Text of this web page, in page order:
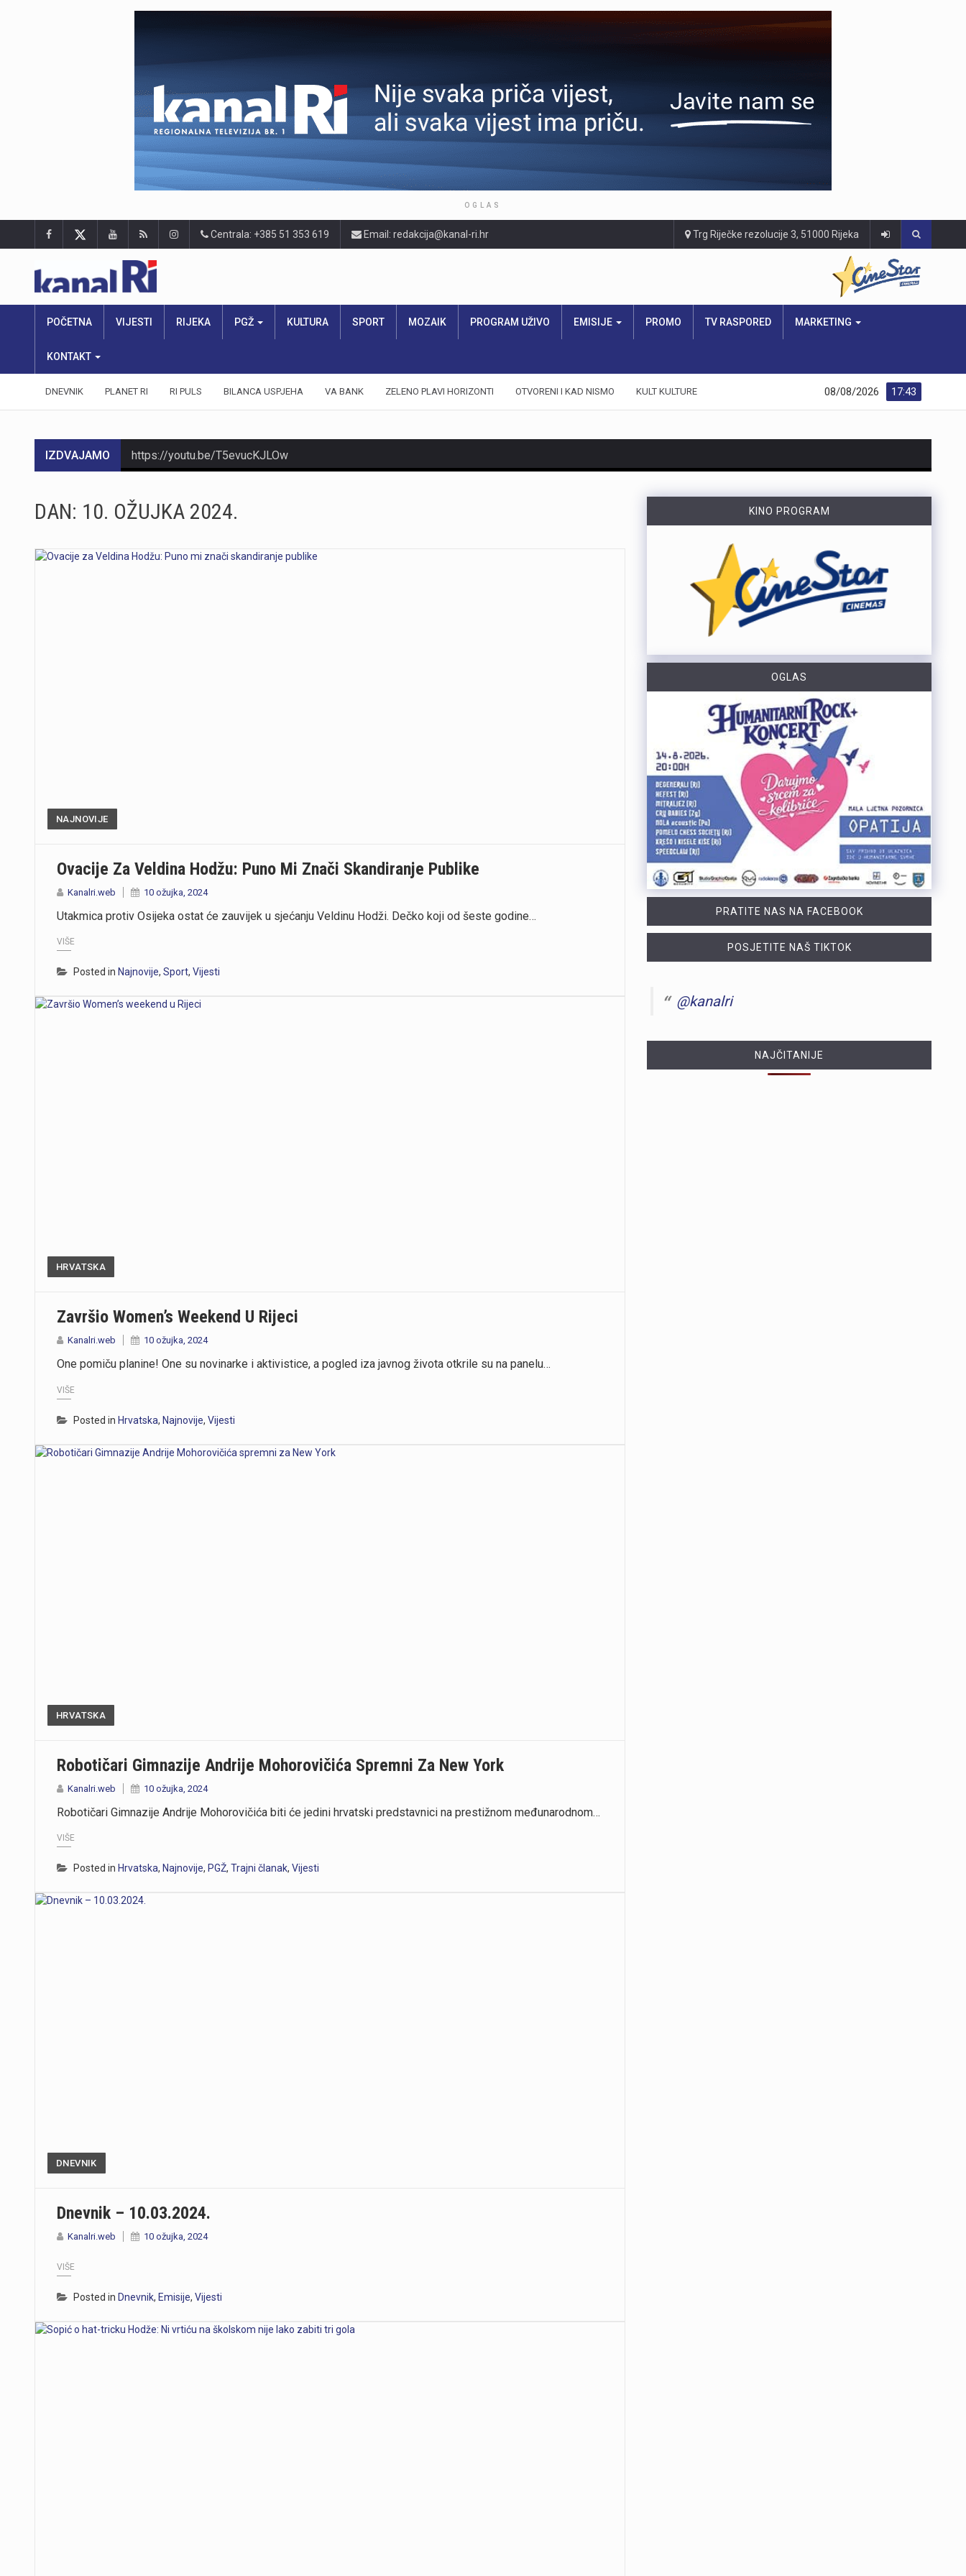
OGLAS
Centrala: +385 51 353 619 Email: redakcija@kanal-ri.hr Trg Riječke rezolucije 3, 51000 Rijeka
POČETNA VIJESTI RIJEKA PGŽ KULTURA SPORT MOZAIK PROGRAM UŽIVO EMISIJE PROMO TV RASPORED MARKETING
KONTAKT
DNEVNIK PLANET RI RI PULS BILANCA USPJEHA VA BANK ZELENO PLAVI HORIZONTI OTVORENI I KAD NISMO KULT KULTURE 17:43
08/08/2026
IZDVAJAMO https://youtu.be/T5evucKJLOw
Veći šumski požar koji je u petak predvečer izbio kod Zlobina , uz željezničku prugu Rijeka–Zagreb, tijekom noći je lokaliziran. Širenja požara više nema, a vatrogasci nastavljaju s dogašivanjem.U akciji je tijekom noći sudjelovalo oko 40 vatrogasaca, a u subotu ujutro na terenu ih je ostalo desetak. Zbog nepristupačnog terena angažiran je i vlak za opskrbu vatrogasaca vodom, dok se stanje na požarištu nadzire dronom. Foto:Vatrogasci Rijeka
https://youtu.be/qV4DNBJPlKw Zbog dugotrajne suše i smanjenja izdašnosti izvora, KD Vodovod i kanalizacija apelira na racionalno korištenje vode na riječkom području, iako su trenutne zalihe dostatne i nema potrebe za redukcijama. Cilj preporučenih mjera, koje uključuju zabranu zalijevanja travnjaka i pranja automobila, jest smanjenje dnevne potrošnje za 10 do 15 posto. Više u videoprilogu:
Tijekom posljednja dva dana na širem matuljskom području i otoku Krku izbila su dva požara u kojima je nastala materijalna šteta, dok je u jednom slučaju jedna osoba ozlijeđena. Policijski službenici su u suradnji s protupožarnim inspektorom obavili očevide kojima su utvrđeni uzroci nastanka ovih požara. Požar na širem matuljskom području izbio je 5. kolovoza oko 21:30 sati u pomoćnom objektu kuće, a ugasili su ga vatrogasci Javne vatrogasne postrojbe (JVP) Opatija. Očevidom je utvrđeno da je uzrok požara tehničke naravi, točnije kvar na električnim instalacijama u predjelu krovišta. U požaru je izgorio gornji dio pomoćnog objekta zajedno s krovištem, a materijalna šteta procjenjuje se na više desetaka tisuća eura. Drugi požar izbio je 6. kolovoza oko 4:20 sati u obiteljskoj kući na otoku Krku. Na intervenciju su izašli vatrogasci JVP Krk, a u požaru je ozlijeđena 50-godišnjakinja. Očevidom je utvrđeno da je do požara najvjerojatnije došlo uslijed curenja plina zbog tehničkog kvara na spoju crijeva i plinske boce. Plinska smjesa u prostoru kuhinje zapalila se nakon što je prilikom paljenja svjetla došlo do stvaranja iskre. Nakon obavljenih očevida, policija poziva građane da redovito pregledavaju i održavaju električne i plinske instalacije te plinske uređaje. Također se savjetuje da se svi…
Posade policijskih plovila Postaje pomorske policije u proteklih su tjedan dana evidentirale 61 prekršaj nedozvoljenog glisiranja. Svi utvrđeni prekršaji odnosili su se na glisiranje na udaljenosti manjoj od 300 metara od obale. Prekršaji su zabilježeni u akvatoriju otoka Krka, Raba i Cresa te na području Kraljevice. Zbog počinjenih prekršaja policija je sankcionirala državljane 12 različitih zemalja. Među njima je najviše državljana Slovenije i Njemačke, po 15 iz svake države. Kazne su izrečene i za devet državljana Austrije, šest državljana Italije, pet državljana Hrvatske te četiri državljana Mađarske. Sankcionirana su i po dva državljana Slovačke, kao i po jedan državljanin iz Rumunjske, Belgije, Poljske, Srbije i Češke. Svim počiniteljima izrečene su novčane kazne sukladno odredbama Pomorskog zakonika. Policijski službenici pomorske policije nastavit će provoditi pojačane nadzore na moru kako bi se povećala sigurnost svih sudionika u pomorskom prometu. Ujedno se pozivaju svi nautičari da se strogo pridržavaju propisa i vode računa o sigurnosti kupača i drugih osoba na moru, s posebnim naglaskom na zabranu glisiranja na udaljenosti manjoj od 300 metara od obale.
DAN: 10. OŽUJKA 2024.
NAJNOVIJE
Ovacije Za Veldina Hodžu: Puno Mi Znači Skandiranje Publike
Kanalri.web 10 ožujka, 2024
Utakmica protiv Osijeka ostat će zauvijek u sjećanju Veldinu Hodži. Dečko koji od šeste godine…
VIŠE
Posted in Najnovije, Sport, Vijesti
HRVATSKA
Završio Women’s Weekend U Rijeci
Kanalri.web 10 ožujka, 2024
One pomiču planine! One su novinarke i aktivistice, a pogled iza javnog života otkrile su na panelu…
VIŠE
Posted in Hrvatska, Najnovije, Vijesti
HRVATSKA
Robotičari Gimnazije Andrije Mohorovičića Spremni Za New York
Kanalri.web 10 ožujka, 2024
Robotičari Gimnazije Andrije Mohorovičića biti će jedini hrvatski predstavnici na prestižnom međunarodnom…
VIŠE
Posted in Hrvatska, Najnovije, PGŽ, Trajni članak, Vijesti
DNEVNIK
Dnevnik – 10.03.2024.
Kanalri.web 10 ožujka, 2024
VIŠE
Posted in Dnevnik, Emisije, Vijesti
KINO PROGRAM
OGLAS
PRATITE NAS NA FACEBOOK
POSJETITE NAŠ TIKTOK
@kanalri
NAJČITANIJE